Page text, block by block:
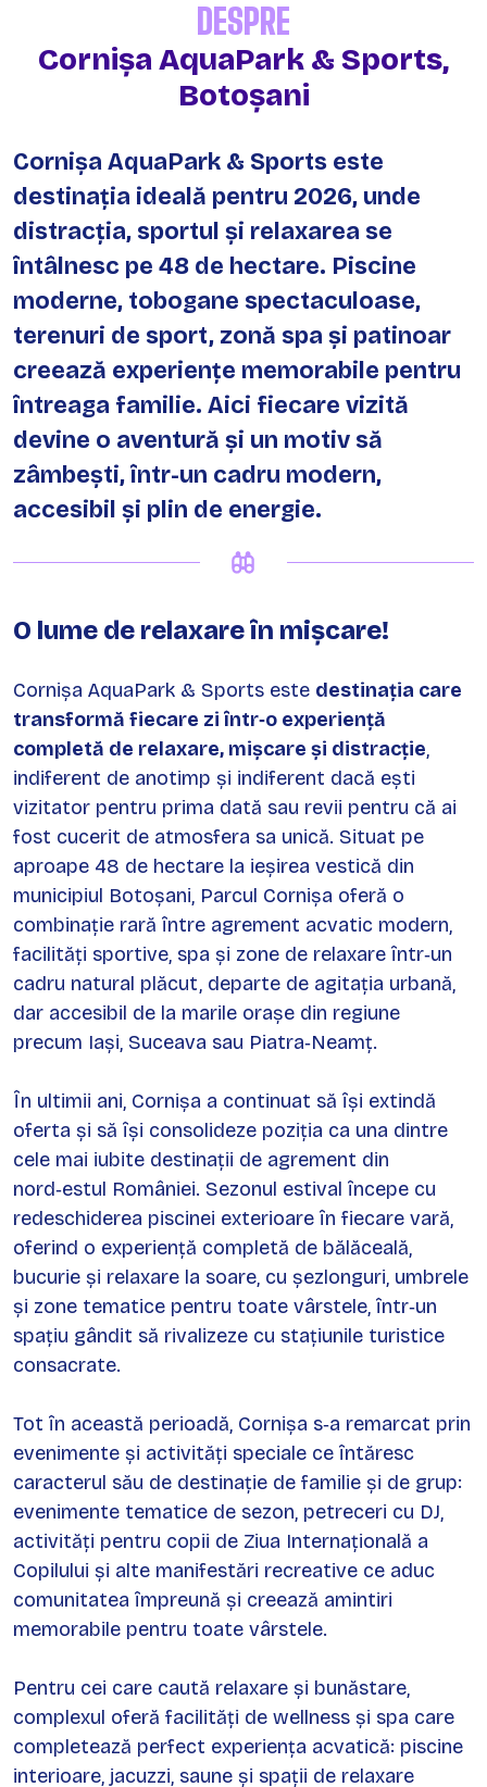
DESPRE
Cornișa AquaPark & Sports,
Botoșani
Cornișa AquaPark & Sports este
destinația ideală pentru 2026, unde
distracția, sportul și relaxarea se
întâlnesc pe 48 de hectare. Piscine
moderne, tobogane spectaculoase,
terenuri de sport, zonă spa și patinoar
creează experiențe memorabile pentru
întreaga familie. Aici fiecare vizită
devine o aventură și un motiv să
zâmbești, într-un cadru modern,
accesibil și plin de energie.
O lume de relaxare în mișcare!
Cornișa AquaPark & Sports este destinația care
transformă fiecare zi într‑o experiență
completă de relaxare, mișcare și distracție,
indiferent de anotimp și indiferent dacă ești
vizitator pentru prima dată sau revii pentru că ai
fost cucerit de atmosfera sa unică. Situat pe
aproape 48 de hectare la ieșirea vestică din
municipiul Botoșani, Parcul Cornișa oferă o
combinație rară între agrement acvatic modern,
facilități sportive, spa și zone de relaxare într‑un
cadru natural plăcut, departe de agitația urbană,
dar accesibil de la marile orașe din regiune
precum Iași, Suceava sau Piatra‑Neamț.
În ultimii ani, Cornișa a continuat să își extindă
oferta și să își consolideze poziția ca una dintre
cele mai iubite destinații de agrement din
nord‑estul României. Sezonul estival începe cu
redeschiderea piscinei exterioare în fiecare vară,
oferind o experiență completă de bălăceală,
bucurie și relaxare la soare, cu șezlonguri, umbrele
și zone tematice pentru toate vârstele, într‑un
spațiu gândit să rivalizeze cu stațiunile turistice
consacrate.
Tot în această perioadă, Cornișa s‑a remarcat prin
evenimente și activități speciale ce întăresc
caracterul său de destinație de familie și de grup:
evenimente tematice de sezon, petreceri cu DJ,
activități pentru copii de Ziua Internațională a
Copilului și alte manifestări recreative ce aduc
comunitatea împreună și creează amintiri
memorabile pentru toate vârstele.
Pentru cei care caută relaxare și bunăstare,
complexul oferă facilități de wellness și spa care
completează perfect experiența acvatică: piscine
interioare, jacuzzi, saune și spații de relaxare